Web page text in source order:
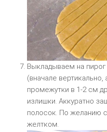
Выкладываем на
(вначале
промежутки в 1-2 см
излишки. Аккуратно
полосок. По желанию
желтком.